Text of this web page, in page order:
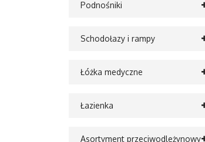
Podnośniki
Schodołazy i rampy
Łóżka medyczne
Łazienka
Asortyment przeciwodleżynowy